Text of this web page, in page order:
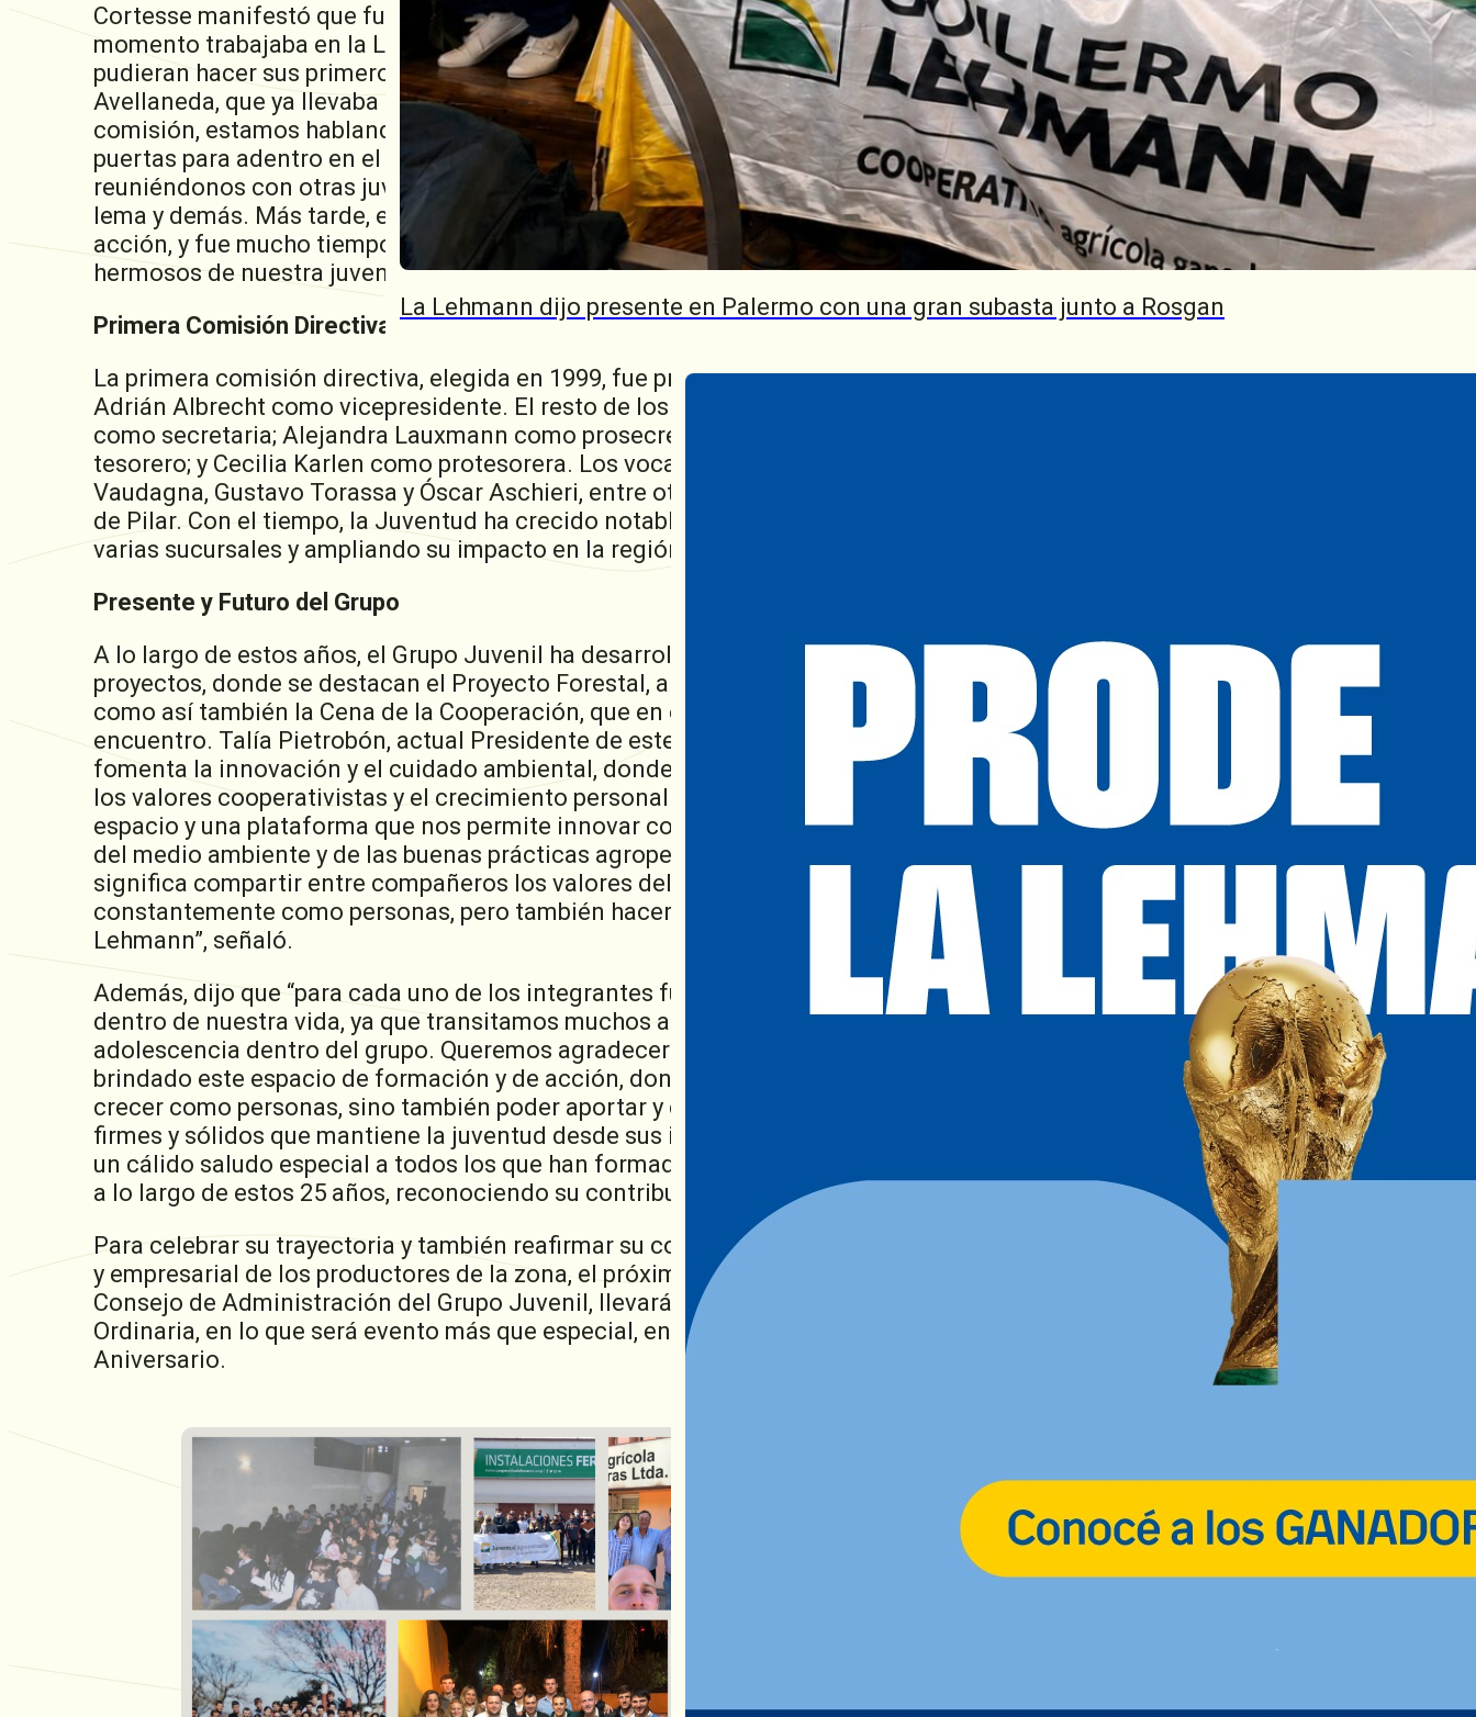
Cortesse manifestó que fue Miguel Mancilla, un licenciado en Cooperativas, que en ese
momento trabajaba en la Lehmann, quién aportó muchos datos para que los chicos
pudieran hacer sus primeros pasos: “recuerdo que mantuvimos contactos con el grupo de
Avellaneda, que ya llevaba muchos años de trabajo, y entonces sí llegó el armado de la
comisión, estamos hablando de agosto del año 99′. Luego ya sí empezamos a trabajar
puertas para adentro en el estatuto del Grupo Juvenil, que llevó mucho tiempo,
reuniéndonos con otras juventudes, recibiendo asesoría, como en la creación del logo, el
lema y demás. Más tarde, empezamos a trabajar en nuestras acciones, nuestro plan de
acción, y fue mucho tiempo de trabajar puertas para adentro. Sin dudas que fueron años
hermosos de nuestra juventud”, recordó sobre los inicios.
Primera Comisión Directiva
La primera comisión directiva, elegida en 1999, fue presidida por Pablo Cortese, con
Adrián Albrecht como vicepresidente. El resto de los integrantes fueron Mónica Spessot
como secretaria; Alejandra Lauxmann como prosecretaria; Alejandro Picco como
tesorero; y Cecilia Karlen como protesorera. Los vocales titulares incluyeron a Marcos
Vaudagna, Gustavo Torassa y Óscar Aschieri, entre otros, todos residentes en la localidad
de Pilar. Con el tiempo, la Juventud ha crecido notablemente, incorporando chicos de
varias sucursales y ampliando su impacto en la región.
Presente y Futuro del Grupo
A lo largo de estos años, el Grupo Juvenil ha desarrollado numerosos e importantes
proyectos, donde se destacan el Proyecto Forestal, ahora transitando su 16ª edición,
como así también la Cena de la Cooperación, que en este 2024 llevó a cabo su 13º
encuentro. Talía Pietrobón, actual Presidente de este espacio, enfatizó que el grupo
fomenta la innovación y el cuidado ambiental, donde también hay espacio para fortalecer
los valores cooperativistas y el crecimiento personal y colectivo: “el Grupo Juvenil es un
espacio y una plataforma que nos permite innovar constantemente en post de cuidado
del medio ambiente y de las buenas prácticas agropecuarias. Pero más allá de eso,
significa compartir entre compañeros los valores del cooperativismo y crecer
constantemente como personas, pero también hacer crecer a la Cooperativa Guillermo
Lehmann”, señaló.
Además, dijo que “para cada uno de los integrantes fue y es una experiencia significativa
dentro de nuestra vida, ya que transitamos muchos años de nuestra juventud y
adolescencia dentro del grupo. Queremos agradecerle a la Cooperativa el habernos
brindado este espacio de formación y de acción, donde nosotros podamos no solo
crecer como personas, sino también poder aportar y colaborar a los tres compromisos
firmes y sólidos que mantiene la juventud desde sus inicios”, indicó Pietrobón, enviando
un cálido saludo especial a todos los que han formado parte de las comisiones directivas
a lo largo de estos 25 años, reconociendo su contribución a la historia del grupo.
Para celebrar su trayectoria y también reafirmar su compromiso con la formación técnica
y empresarial de los productores de la zona, el próximo Viernes 4 de Octubre, el actual
Consejo de Administración del Grupo Juvenil, llevará a cabo su Asamblea General
Ordinaria, en lo que será evento más que especial, en la celebración de su 25°
Aniversario.
La Lehmann dijo presente en Palermo con una gran subasta junto a Rosgan